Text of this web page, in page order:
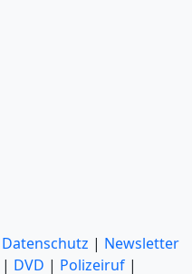
Datenschutz | Newsletter
| DVD | Polizeiruf |